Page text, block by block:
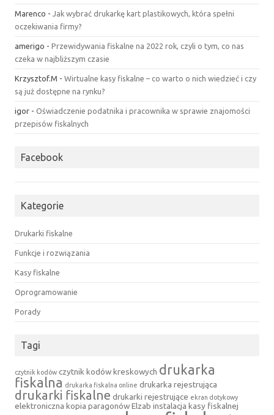
Marenco - Jak wybrać drukarkę kart plastikowych, która spełni
oczekiwania firmy?
amerigo - Przewidywania fiskalne na 2022 rok, czyli o tym, co nas
czeka w najbliższym czasie
Krzysztof.M - Wirtualne kasy fiskalne – co warto o nich wiedzieć i czy
są już dostępne na rynku?
igor - Oświadczenie podatnika i pracownika w sprawie znajomości
przepisów fiskalnych
Facebook
Kategorie
Drukarki fiskalne
Funkcje i rozwiązania
Kasy fiskalne
Oprogramowanie
Porady
Tagi
czytnik kodów czytnik kodów kreskowych drukarka
fiskalna drukarka fiskalna online drukarka rejestrująca
drukarki fiskalne drukarki rejestrujące ekran dotykowy
elektroniczna kopia paragonówElzab instalacja kasy fiskalnej